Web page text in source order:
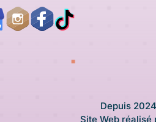
Depuis
Site Web réalisé